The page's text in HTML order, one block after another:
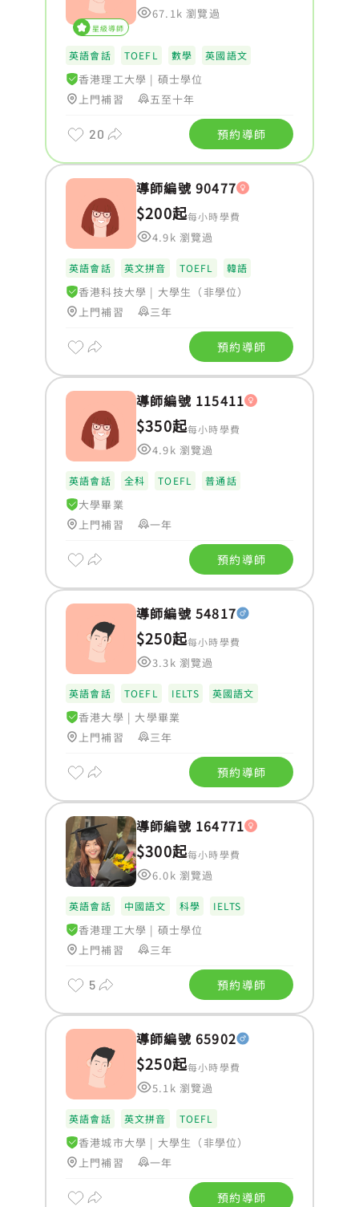
星級導師
67.1k 瀏覽過
英語會話 TOEFL 數學 英國語文
香港理工大學 | 碩士學位
上門補習
五至十年
20 預約導師
導師編號 90477
$200起每小時學費
4.9k 瀏覽過
英語會話 英文拼音 TOEFL 韓語
香港科技大學 | 大學生（非學位）
上門補習
三年
預約導師
導師編號 115411
$350起每小時學費
4.9k 瀏覽過
英語會話 全科 TOEFL 普通話
大學畢業
上門補習
一年
預約導師
導師編號 54817
$250起每小時學費
3.3k 瀏覽過
英語會話 TOEFL IELTS 英國語文
香港大學 | 大學畢業
上門補習
三年
預約導師
導師編號 164771
$300起每小時學費
6.0k 瀏覽過
英語會話 中國語文 科學 IELTS
香港理工大學 | 碩士學位
上門補習
三年
5 預約導師
導師編號 65902
$250起每小時學費
5.1k 瀏覽過
英語會話 英文拼音 TOEFL
香港城市大學 | 大學生（非學位）
上門補習
一年
預約導師